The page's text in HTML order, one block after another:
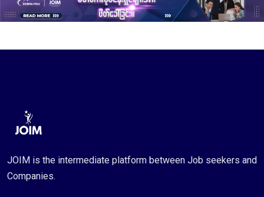
JOIM is the intermediate platform between Job seekers and
Companies.